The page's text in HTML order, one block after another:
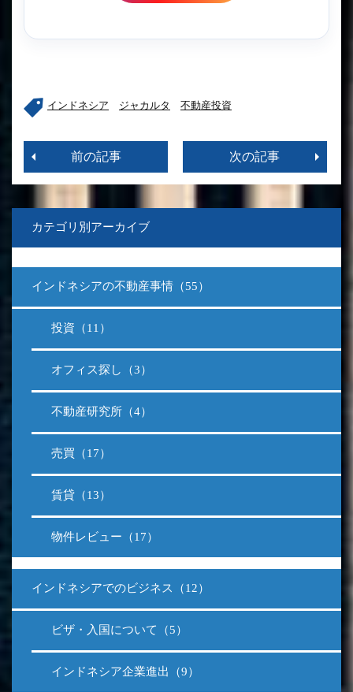
インドネシア ジャカルタ 不動産投資
前の記事 次の記事
カテゴリ別アーカイブ
インドネシアの不動産事情（55）
投資（11）
オフィス探し（3）
不動産研究所（4）
売買（17）
賃貸（13）
物件レビュー（17）
インドネシアでのビジネス（12）
ビザ・入国について（5）
インドネシア企業進出（9）